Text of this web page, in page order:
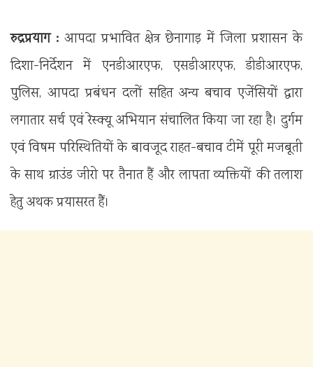
रुद्रप्रयाग :आपदा प्रभावित क्षेत्र छेनागाड़ में जिला प्रशासन के
दिशा-निर्देशन में एनडीआरएफ, एसडीआरएफ, डीडीआरएफ,
पुलिस, आपदा प्रबंधन दलों सहित अन्य बचाव एजेंसियों द्वारा
लगातार सर्च एवं रेस्क्यू अभियान संचालित किया जा रहा है। दुर्गम
एवं विषम परिस्थितियों के बावजूद राहत-बचाव टीमें पूरी मजबूती
के साथ ग्राउंड जीरो पर तैनात हैं और लापता व्यक्तियों की तलाश
हेतु अथक प्रयासरत हैं।